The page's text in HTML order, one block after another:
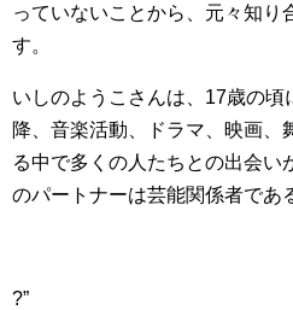
っていないことから、元々知り
す。
いしのようこさんは、17歳の頃
降、音楽活動、ドラマ、映画、
る中で多くの人たちとの出会い
のパートナーは芸能関係者であ
?”